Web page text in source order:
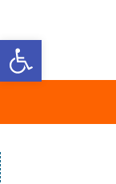
פתח